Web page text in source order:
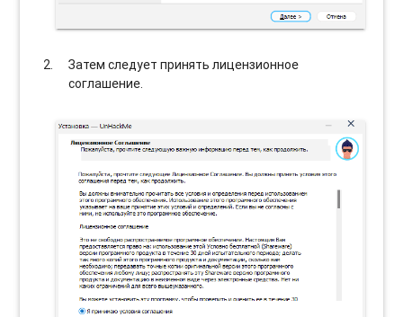
Затем следует принять лицензионное
соглашение.